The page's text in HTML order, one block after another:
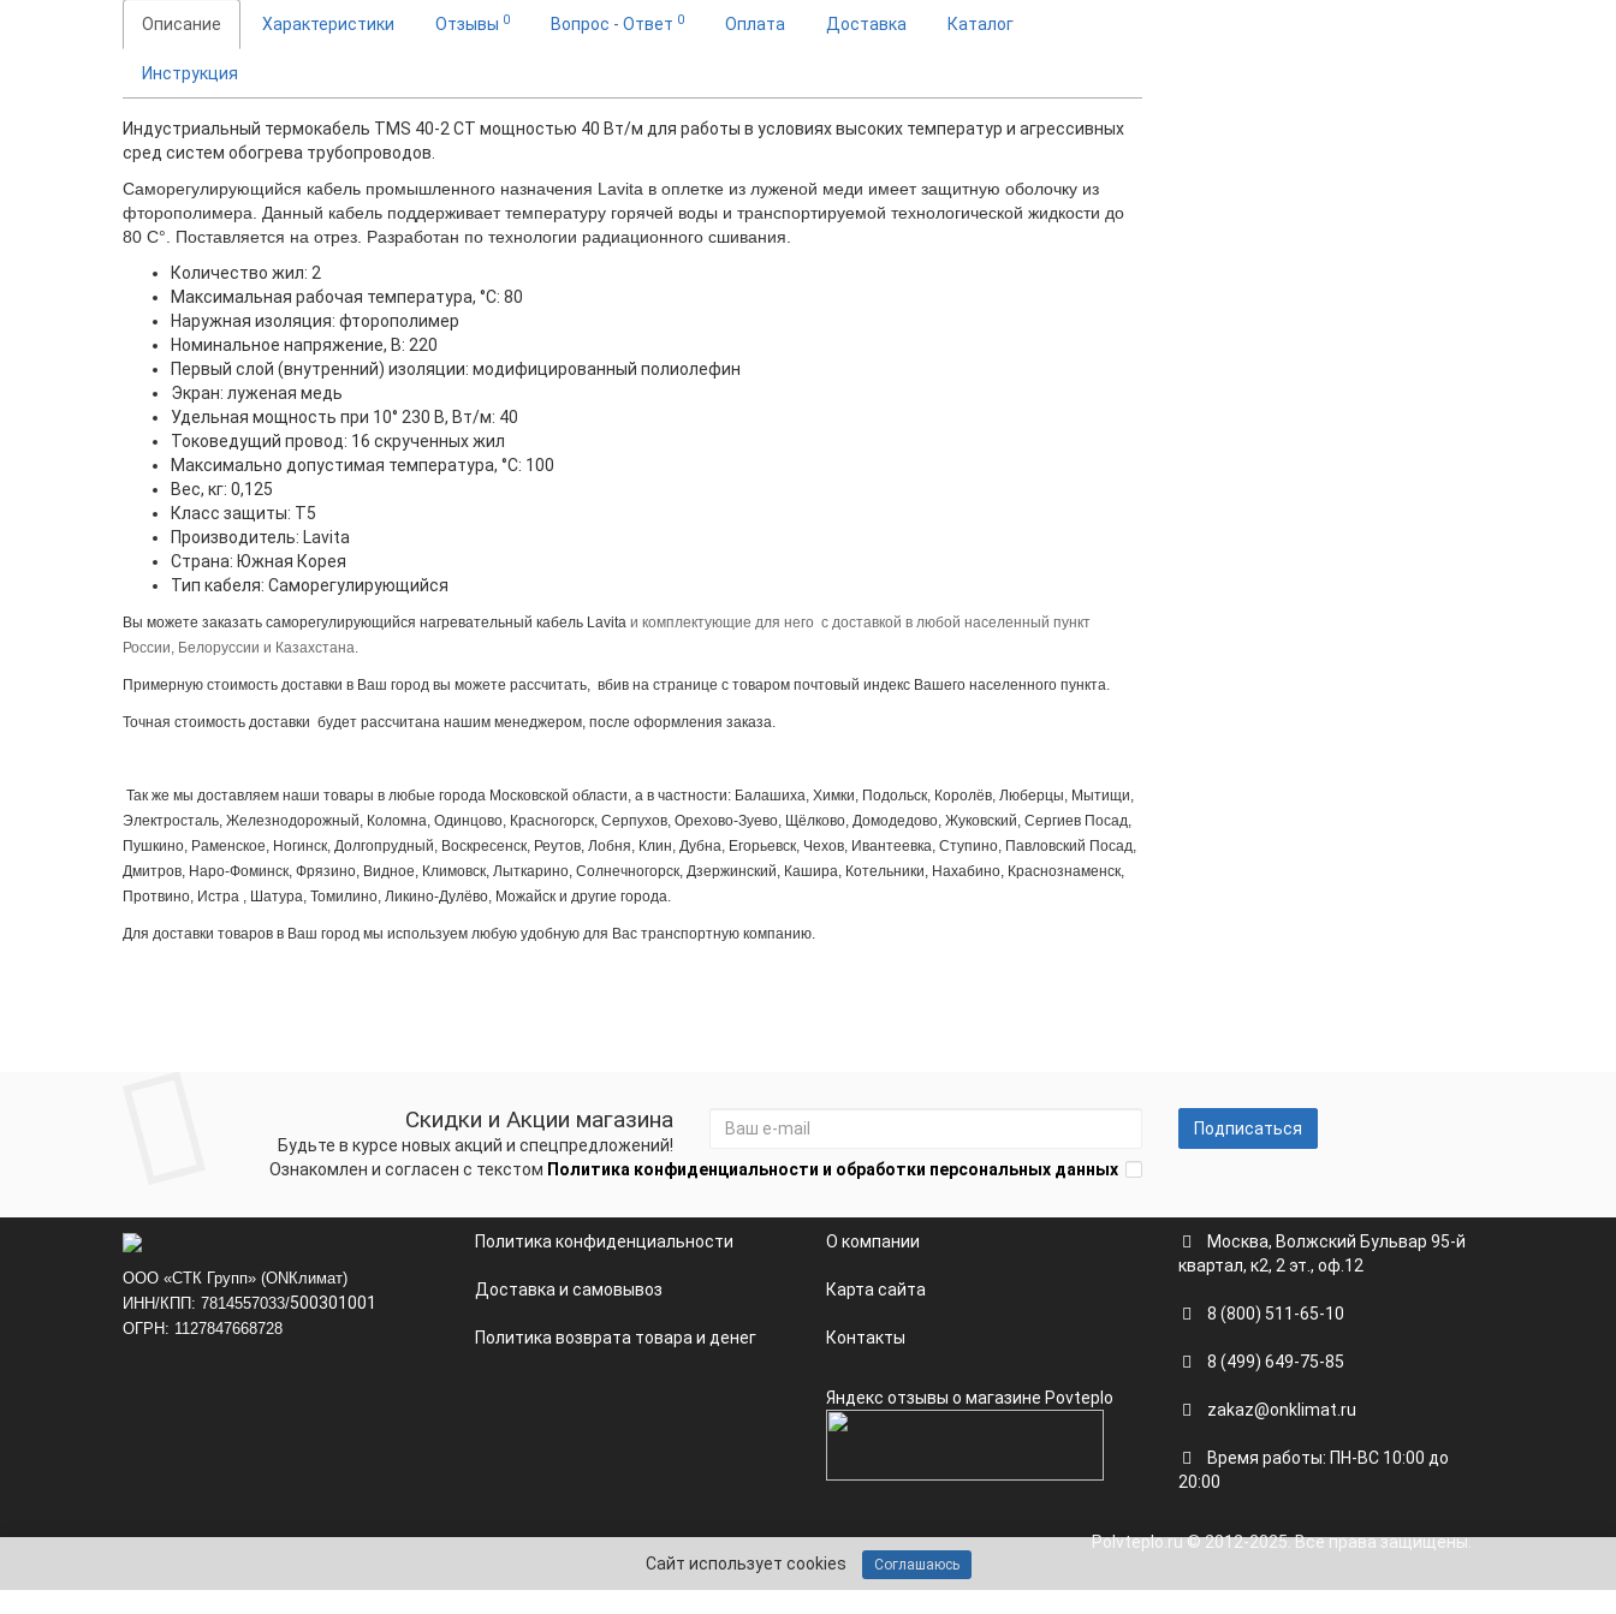
Описание Характеристики Отзывы 0 Вопрос - Ответ 0 Оплата Доставка Каталог
Инструкция
Индустриальный термокабель TMS 40-2 CT мощностью 40 Вт/м для работы в условиях высоких температур и агрессивных
сред систем обогрева трубопроводов.
Саморегулирующийся кабель промышленного назначения Lavita в оплетке из луженой меди имеет защитную оболочку из
фторополимера. Данный кабель поддерживает температуру горячей воды и транспортируемой технологической жидкости до
80 С°. Поставляется на отрез. Разработан по технологии радиационного сшивания.
Количество жил: 2
Максимальная рабочая температура, °C: 80
Наружная изоляция: фторополимер
Номинальное напряжение, В: 220
Первый слой (внутренний) изоляции: модифицированный полиолефин
Экран: луженая медь
Удельная мощность при 10° 230 В, Вт/м: 40
Токоведущий провод: 16 скрученных жил
Максимально допустимая температура, °C: 100
Вес, кг: 0,125
Класс защиты: T5
Производитель: Lavita
Страна: Южная Корея
Тип кабеля: Саморегулирующийся
Вы можете заказать саморегулирующийся нагревательный кабель Lavita и комплектующие для него с доставкой в любой населенный пункт
России, Белоруссии и Казахстана.
Примерную стоимость доставки в Ваш город вы можете рассчитать, вбив на странице с товаром почтовый индекс Вашего населенного пункта.
Точная стоимость доставки будет рассчитана нашим менеджером, после оформления заказа.
Так же мы доставляем наши товары в любые города Московской области, а в частности: Балашиха, Химки, Подольск, Королёв, Люберцы, Мытищи,
Электросталь, Железнодорожный, Коломна, Одинцово, Красногорск, Серпухов, Орехово-Зуево, Щёлково, Домодедово, Жуковский, Сергиев Посад,
Пушкино, Раменское, Ногинск, Долгопрудный, Воскресенск, Реутов, Лобня, Клин, Дубна, Егорьевск, Чехов, Ивантеевка, Ступино, Павловский Посад,
Дмитров, Наро-Фоминск, Фрязино, Видное, Климовск, Лыткарино, Солнечногорск, Дзержинский, Кашира, Котельники, Нахабино, Краснознаменск,
Протвино, Истра , Шатура, Томилино, Ликино-Дулёво, Можайск и другие города.
Для доставки товаров в Ваш город мы используем любую удобную для Вас транспортную компанию.
Скидки и Акции магазина
Будьте в курсе новых акций и спецпредложений!
Подписаться
Ознакомлен и согласен с текстом Политика конфиденциальности и обработки персональных данных
ООО «СТК Групп» (ONКлимат)
ИНН/КПП: 7814557033/500301001
ОГРН: 1127847668728
Политика конфиденциальности
Доставка и самовывоз
Политика возврата товара и денег
О компании
Карта сайта
Контакты
Яндекс отзывы о магазине Povteplo
Москва, Волжский Бульвар 95-й
квартал, к2, 2 эт., оф.12
8 (800) 511-65-10
8 (499) 649-75-85
zakaz@onklimat.ru
Время работы: ПН-ВС 10:00 до
20:00
Polvteplo.ru © 2012-2025. Все права защищены.
Сайт использует cookies
Соглашаюсь